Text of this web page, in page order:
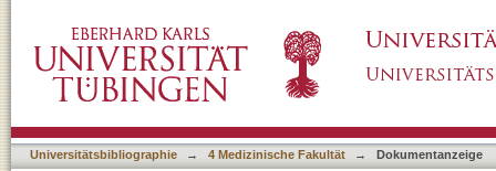
atrophic non-union model in mice
Universitätsbibliographie → 4 Medizinische Fakultät → Dokumentanzeige